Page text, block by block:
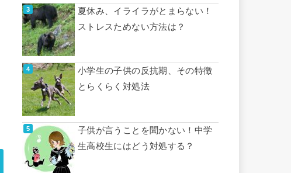
夏休み、イライラがとまらない！
ストレスためない方法は？
小学生の子供の反抗期、その特徴
とらくらく対処法
子供が言うことを聞かない！中学
生高校生にはどう対処する？